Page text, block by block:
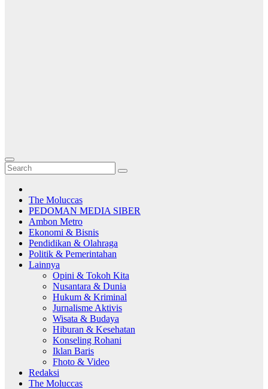
The Moluccas
PEDOMAN MEDIA SIBER
Ambon Metro
Ekonomi & Bisnis
Pendidikan & Olahraga
Politik & Pemerintahan
Lainnya
Opini & Tokoh Kita
Nusantara & Dunia
Hukum & Kriminal
Jurnalisme Aktivis
Wisata & Budaya
Hiburan & Kesehatan
Konseling Rohani
Iklan Baris
Fhoto & Video
Redaksi
The Moluccas